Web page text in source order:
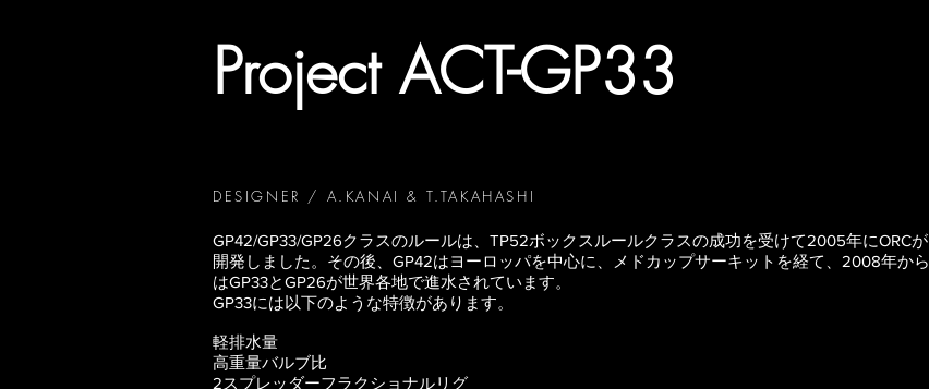
Project ACT-GP33
DESIGNER / A.KANAI & T.TAKAHASHI
GP42/GP33/GP26クラスのルールは、TP52ボックスルールクラスの成功を受けて2005年にORCが
開発しました。その後、GP42はヨーロッパを中心に、メドカップサーキットを経て、2008年から
はGP33とGP26が世界各地で進水されています。
GP33には以下のような特徴があります。
軽排水量
高重量バルブ比
2スプレッダーフラクショナルリグ